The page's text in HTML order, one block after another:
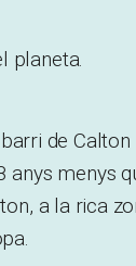
planeta.
de
menys
a la rica